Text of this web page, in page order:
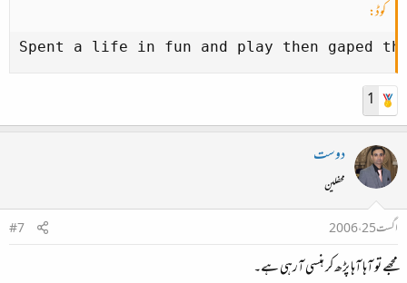
کوڈ:
Spent a life in fun and play then gaped
1
دوست
محفلین
اگست 25، 2006
#7
مجھے تو آہا آہا پڑھ کر ہنسی آرہی ہے۔